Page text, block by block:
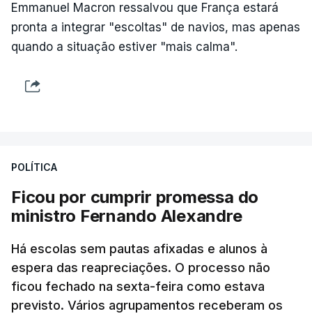
Emmanuel Macron ressalvou que França estará
pronta a integrar "escoltas" de navios, mas apenas
quando a situação estiver "mais calma".
POLÍTICA
Ficou por cumprir promessa do
ministro Fernando Alexandre
Há escolas sem pautas afixadas e alunos à
espera das reapreciações. O processo não
ficou fechado na sexta-feira como estava
previsto. Vários agrupamentos receberam os